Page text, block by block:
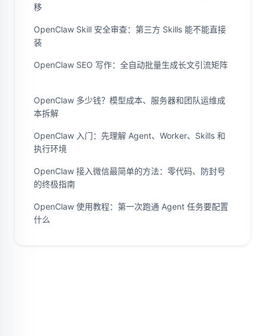
移
OpenClaw Skill 安全审查：第三方 Skills 能不能直接
装
OpenClaw SEO 写作：全自动批量生成长文引流矩阵
OpenClaw 多少钱？模型成本、服务器和团队运维成
本拆解
OpenClaw 入门：先理解 Agent、Worker、Skills 和
执行环境
OpenClaw 接入微信最简单的方法：零代码、防封号
的终极指南
OpenClaw 使用教程：第一次跑通 Agent 任务要配置
什么